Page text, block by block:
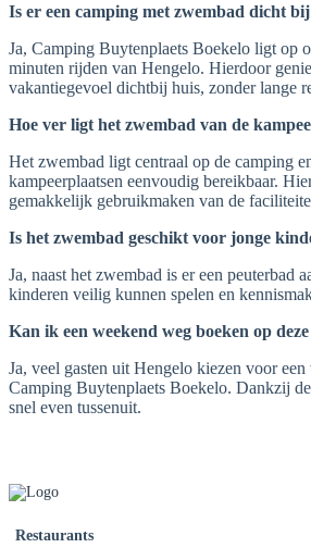
Is er een camping met zwembad dicht
Ja, Camping Buytenplaets Boekelo ligt op
minuten rijden van Hengelo. Hierdoor
vakantiegevoel dichtbij huis, zonder lange
Hoe ver ligt het zwembad van de
Het zwembad ligt centraal op de camping
kampeerplaatsen eenvoudig bereikbaar.
gemakkelijk gebruikmaken van de
Is het zwembad geschikt voor jonge
Ja, naast het zwembad is er een peuterbad
kinderen veilig kunnen spelen en
Kan ik een weekend weg boeken op
Ja, veel gasten uit Hengelo kiezen voor
Camping Buytenplaets Boekelo. Dankzij
snel even tussenuit.
Restaurants